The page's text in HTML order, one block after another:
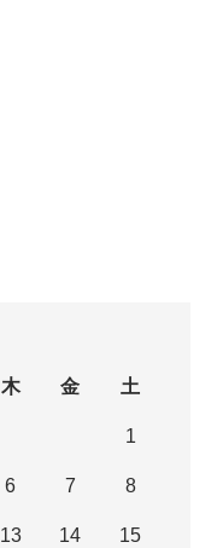
木 金 土
1
6 7 8
13 14 15